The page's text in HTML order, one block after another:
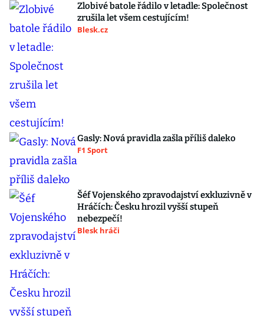
Zlobivé batole řádilo v letadle: Společnost
zrušila let všem cestujícím!
Blesk.cz
Gasly: Nová pravidla zašla příliš daleko
F1 Sport
Šéf Vojenského zpravodajství exkluzivně v
Hráčích: Česku hrozil vyšší stupeň
nebezpečí!
Blesk hráči